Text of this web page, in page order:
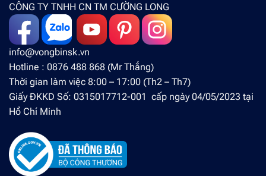
CÔNG TY TNHH CN TM CƯỜNG LONG
info@vongbinsk.vn
Hotline : 0876 488 868 (Mr Thắng)
Thời gian làm việc 8:00 – 17:00 (Th2 – Th7)
Giấy ĐKKD Số: 0315017712-001 cấp ngày 04/05/2023 tại
Hồ Chí Minh